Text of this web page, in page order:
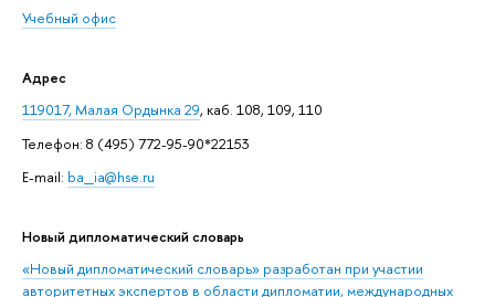
Учебный офис
Адрес
119017, Малая Ордынка 29, каб. 108, 109, 110
Телефон: 8 (495) 772-95-90*22153
E-mail: ba_ia@hse.ru
Новый дипломатический словарь
«Новый дипломатический словарь» разработан при участии
авторитетных экспертов в области дипломатии, международных